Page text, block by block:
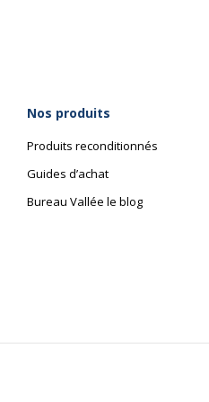
60 cm
5 cm
Nos produits
Produits reconditionnés
Guides d’achat
Bureau Vallée le blog